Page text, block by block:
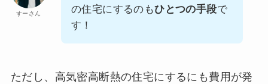
すーさん
の住宅にするのもひとつの手段で
す！
ただし、高気密高断熱の住宅にするにも費用が発